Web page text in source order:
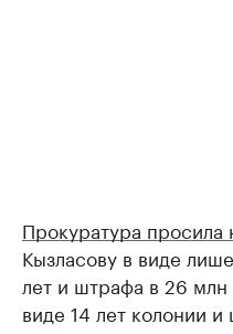
Прокуратура просила
Кызласову в виде
лет и штрафа в 26
виде 14 лет колонии